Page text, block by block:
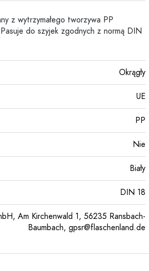
z wytrzymałego tworzywa PP
do szyjek zgodnych z normą DIN
Okrągły
UE
PP
Nie
Biały
DIN 18
Am Kirchenwald 1, 56235 Ransbach-
Baumbach, gpsr@flaschenland.de